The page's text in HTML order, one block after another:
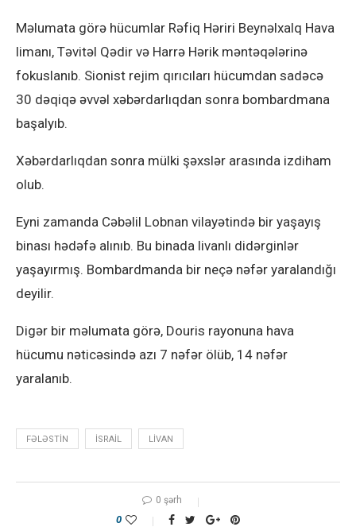
Məlumata görə hücumlar Rəfiq Həriri Beynəlxalq Hava
limanı, Təvitəl Qədir və Harrə Hərik məntəqələrinə
fokuslanıb. Sionist rejim qırıcıları hücumdan sadəcə
30 dəqiqə əvvəl xəbərdarlıqdan sonra bombardmana
başalyıb.
Xəbərdarlıqdan sonra mülki şəxslər arasında izdiham
olub.
Eyni zamanda Cəbəlil Lobnan vilayətində bir yaşayış
binası hədəfə alınıb. Bu binada livanlı didərginlər
yaşayırmış. Bombardmanda bir neçə nəfər yaralandığı
deyilir.
Digər bir məlumata görə, Douris rayonuna hava
hücumu nəticəsində azı 7 nəfər ölüb, 14 nəfər
yaralanıb.
FƏLƏSTIN ISRAIL LIVAN
0 şərh
0